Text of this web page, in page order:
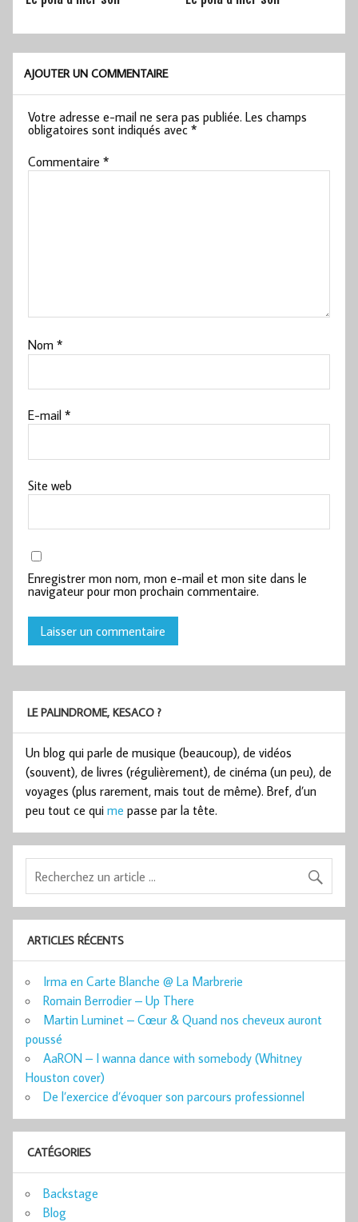
AJOUTER UN COMMENTAIRE
Votre adresse e-mail ne sera pas publiée. Les champs
obligatoires sont indiqués avec*
Commentaire*
Nom*
E-mail*
Site web
Enregistrer mon nom, mon e-mail et mon site dans le
navigateur pour mon prochain commentaire.
LE PALINDROME, KESACO ?
Un blog qui parle de musique (beaucoup), de vidéos
(souvent), de livres (régulièrement), de cinéma (un peu), de
voyages (plus rarement, mais tout de même). Bref, d’un
peu tout ce qui me passe par la tête.
ARTICLES RÉCENTS
Irma en Carte Blanche @ La Marbrerie
Romain Berrodier – Up There
Martin Luminet – Cœur & Quand nos cheveux auront
poussé
AaRON – I wanna dance with somebody (Whitney
Houston cover)
De l’exercice d’évoquer son parcours professionnel
CATÉGORIES
Backstage
Blog